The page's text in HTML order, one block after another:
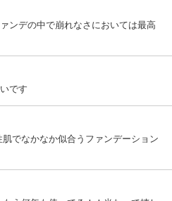
ンデの中で崩れなさにおいては最高
です
でなかなか似合うファンデーション